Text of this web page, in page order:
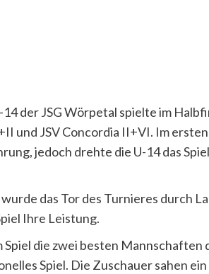
der JSG Wörpetal spielte im
und JSV Concordia II+VI. Im ersten
jedoch drehte die U-14 das
das Tor des Turnieres durch
Ihre Leistung.
Spiel die zwei besten Mannschaften
Spiel. Die Zuschauer sahen